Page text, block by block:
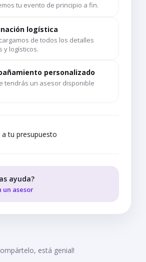
tu evento de principio a fin.
logística
de todos los detalles
y logísticos.
personalizado
tendrás un asesor disponible
tu presupuesto
ayuda?
un asesor
está genial!